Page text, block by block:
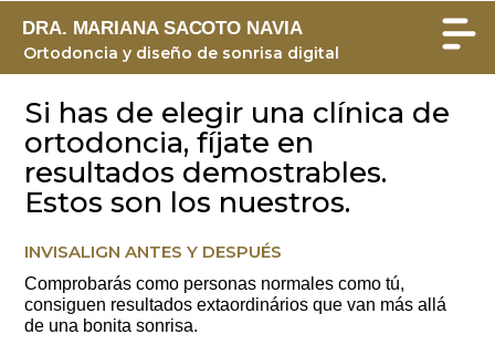
Ortodoncia y diseño de sonrisa digital
DRA. MARIANA SACOTO NAVIA
Si has de elegir una clínica de
ortodoncia, fíjate en
resultados demostrables.
Estos son los nuestros.
INVISALIGN ANTES Y DESPUÉS
Comprobarás como personas normales como tú,
consiguen resultados extaordinários que van más allá
de una bonita sonrisa.